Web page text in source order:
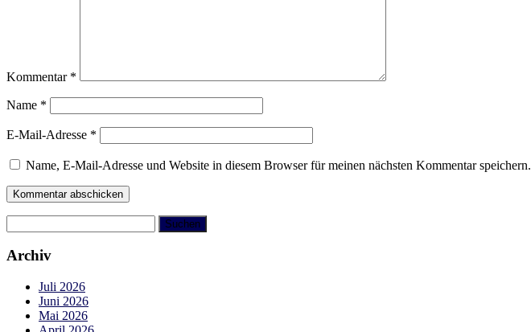
Kommentar *
Name *
E-Mail-Adresse *
Name, E-Mail-Adresse und Website in diesem Browser für meinen nächsten Kommentar speichern.
nach:
Archiv
Juli 2026
Juni 2026
Mai 2026